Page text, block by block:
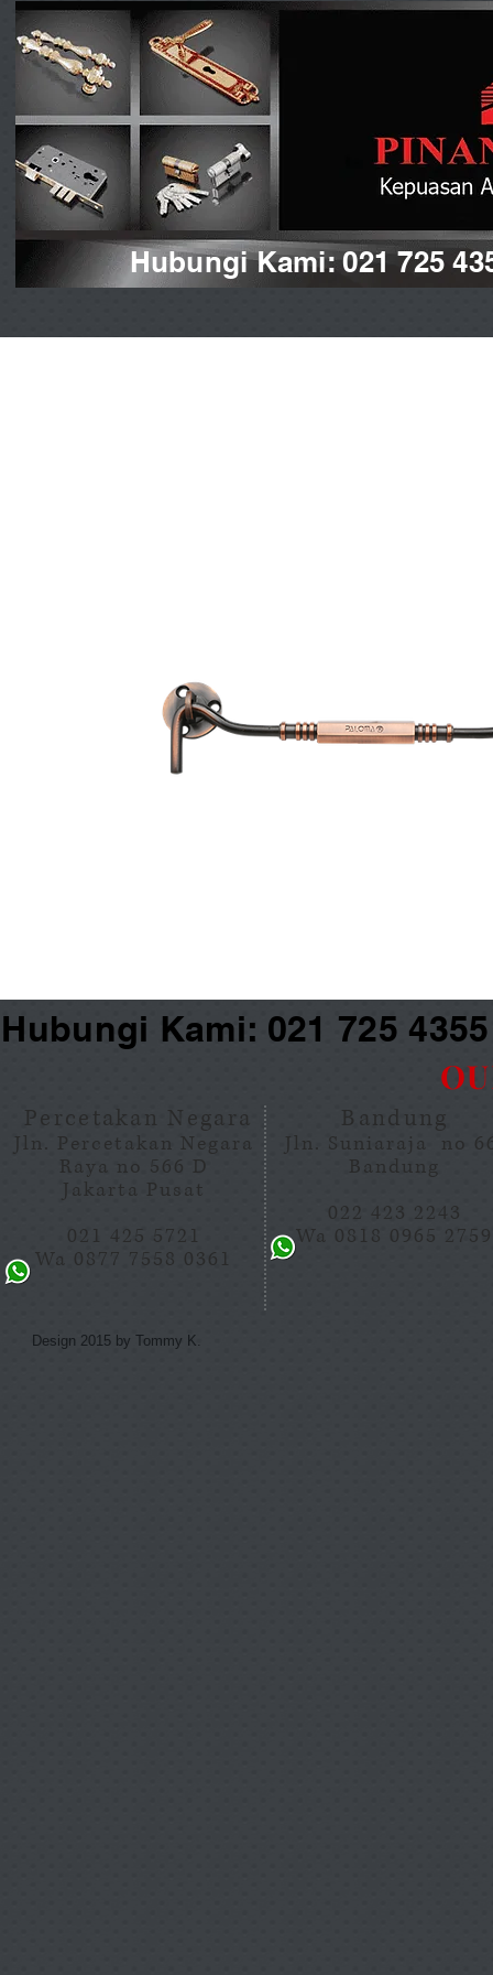
Hubungi Kami: 021 725
Kami: 021 725
Percetakan Negara
Jln. Percetakan Negara
Raya no 566 D
Jakarta Pusat
021 425 5721
Wa 0877 7558 0361
Bandung
Jln. Suniaraja no
Bandung
022 423 2243
Wa 0818 0965 2759
Design 2015 by Tommy K.